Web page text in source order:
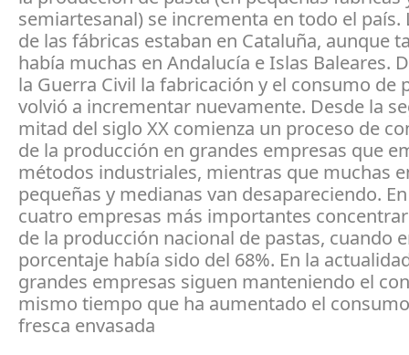
semiartesanal) se incrementa en todo el país.
de las fábricas estaban en Cataluña, aunque
había muchas en Andalucía e Islas Baleares.
la Guerra Civil la fabricación y el consumo de
volvió a incrementar nuevamente. Desde la
mitad del siglo XX comienza un proceso de
de la producción en grandes empresas que
métodos industriales, mientras que muchas
pequeñas y medianas van desapareciendo.
cuatro empresas más importantes
de la producción nacional de pastas, cuando
porcentaje había sido del 68%. En la
grandes empresas siguen manteniendo el
mismo tiempo que ha aumentado el
fresca envasada